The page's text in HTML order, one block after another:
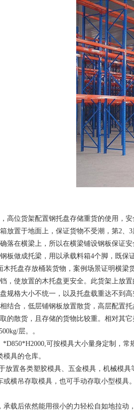
高位货架配置钢托盘存储重货的使用，安
放置于地面上，保证货物不受潮，第2、
落在横梁上，所以在横梁铺设钢板保证安
板做成托梁，用以承载料箱4个脚，既保
木托盘存放桶装货物，案例场景证明横梁
，使放置的木托盘更安全。此货架上放置
规格大小不统一，以及托盘载重达不到高
结合，低层铺钢板放置散货，高层配置托
的散货，且存储的货物比较重。相对其它
层。。
可按模具大小量身定制，常
具的仓库。
放置各类塑胶模具、五金模具，机械模具
或横吊存取模具，也可手动存取小型模具
载后依然能用很小的力轻松自如地拉动